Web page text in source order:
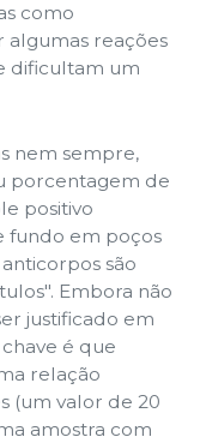
como
algumas reações
dificultam um
nem sempre,
porcentagem de
positivo
fundo em poços
são
Embora não
justificado em
é que
relação
(um valor de 20
amostra com